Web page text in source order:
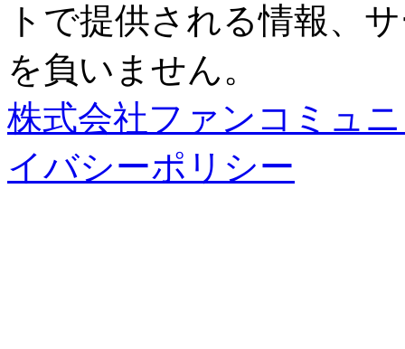
トで提供される情報、
を負いません。
株式会社ファンコミュ
イバシーポリシー